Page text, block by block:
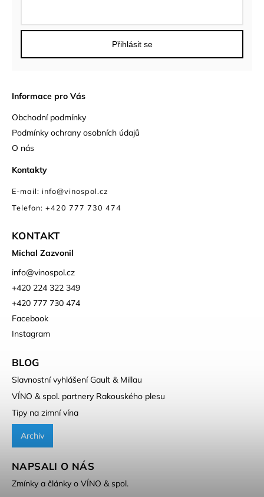
Přihlásit se
Informace pro Vás
Obchodní podmínky
Podmínky ochrany osobních údajů
O nás
Kontakty
E-mail: info@vinospol.cz
Telefon: +420 777 730 474
KONTAKT
Michal Zazvonil
info@vinospol.cz
+420 224 322 349
+420 777 730 474
Facebook
Instagram
BLOG
Slavnostní vyhlášení Gault & Millau
VÍNO & spol. partnery Rakouského plesu
Tipy na zimní vína
Archiv
NAPSALI O NÁS
Zmínky a články o VÍNO & spol.